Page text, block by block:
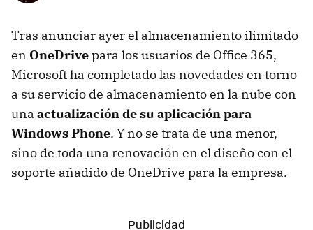
Tras anunciar ayer el almacenamiento ilimitado
en OneDrivepara los usuarios de Office 365,
Microsoft ha completado las novedades en torno
a su servicio de almacenamiento en la nube con
una actualización de su aplicación para
Windows Phone. Y no se trata de una menor,
sino de toda una renovación en el diseño con el
soporte añadido de OneDrive para la empresa.